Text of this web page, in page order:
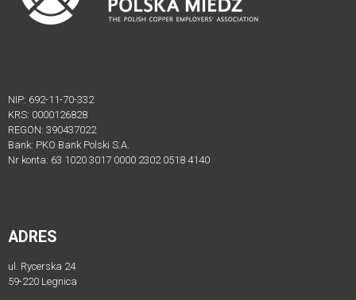
ZGŁOSZENIOWE
Mentora
Formularz
zgłoszeniowy
dla
Związku
Pracodawców
NIP: 692-11-70-332
KRS: 0000126828
REGON: 390437022
Bank: PKO Bank Polski S.A.
Nr konta: 63 1020 3017 0000 2302 0518 4140
ADRES
ul. Rycerska 24
59-220 Legnica